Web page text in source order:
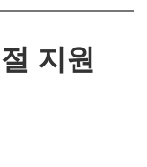
지원